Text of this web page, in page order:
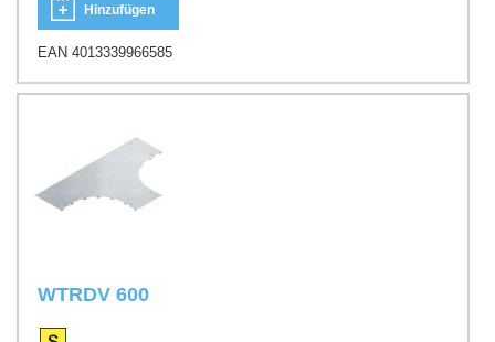
Hinzufügen
EAN 4013339966585
WTRDV 600